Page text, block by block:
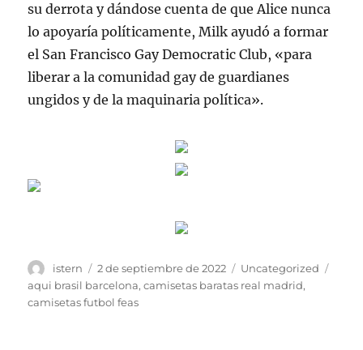
su derrota y dándose cuenta de que Alice nunca
lo apoyaría políticamente, Milk ayudó a formar
el San Francisco Gay Democratic Club, «para
liberar a la comunidad gay de guardianes
ungidos y de la maquinaria política».
Autor
istern
Publicado
el
2 de septiembre de 2022 Categorías
Uncategorized
aqui brasil barcelona,camisetas baratas real madrid,
camisetas futbol feas